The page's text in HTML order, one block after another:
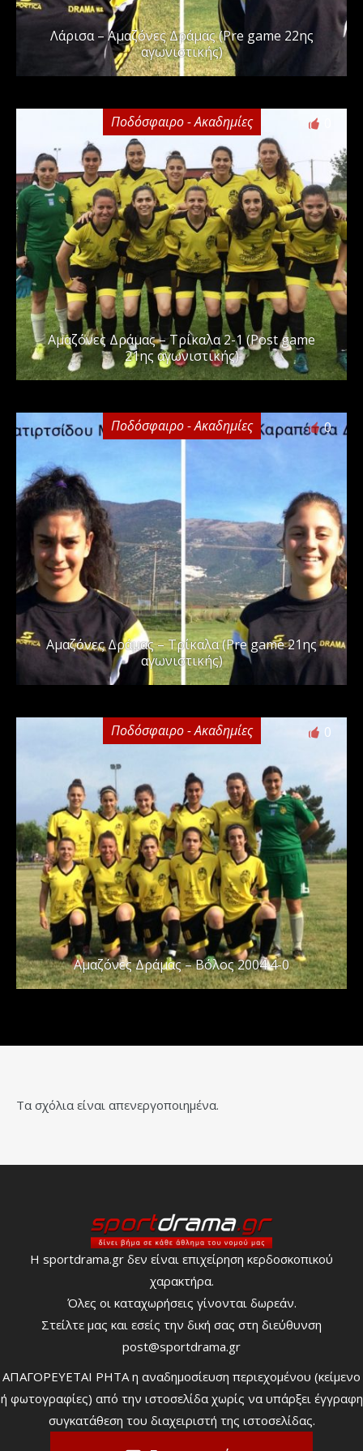
Λάρισα – Αμαζόνες Δράμας (Pre game 22ης
αγωνιστικής)
Ποδόσφαιρο - Ακαδημίες
Αμαζόνες Δράμας – Τρίκαλα 2-1 (Post game
21ης αγωνιστικής)
Ποδόσφαιρο - Ακαδημίες 0
Αμαζόνες Δράμας – Τρίκαλα (Pre game 21ης
αγωνιστικής)
Ποδόσφαιρο - Ακαδημίες 0
Αμαζόνες Δράμας – Βόλος 2004 4-0
Τα σχόλια είναι απενεργοποιημένα.
Η sportdrama.gr δεν είναι επιχείρηση κερδοσκοπικού
χαρακτήρα.
Όλες οι καταχωρήσεις γίνονται δωρεάν.
Στείλτε μας και εσείς την δική σας στη διεύθυνση
post@sportdrama.gr
ΑΠΑΓΟΡΕΥΕΤΑΙ ΡΗΤΑ η αναδημοσίευση περιεχομένου (κείμενο
ή φωτογραφίες) από την ιστοσελίδα χωρίς να υπάρξει έγγραφη
συγκατάθεση του διαχειριστή της ιστοσελίδας.